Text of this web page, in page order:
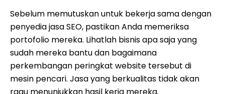
Sebelum memutuskan untuk bekerja sama dengan
penyedia jasa SEO, pastikan Anda memeriksa
portofolio mereka. Lihatlah bisnis apa saja yang
sudah mereka bantu dan bagaimana
perkembangan peringkat website tersebut di
mesin pencari. Jasa yang berkualitas tidak akan